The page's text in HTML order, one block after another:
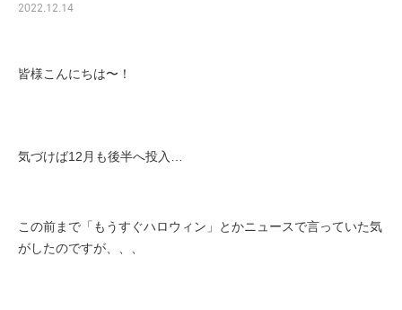
2022.12.14
皆様こんにちは〜！
気づけば12月も後半へ投入…
この前まで「もうすぐハロウィン」とかニュースで言っていた気
がしたのですが、、、